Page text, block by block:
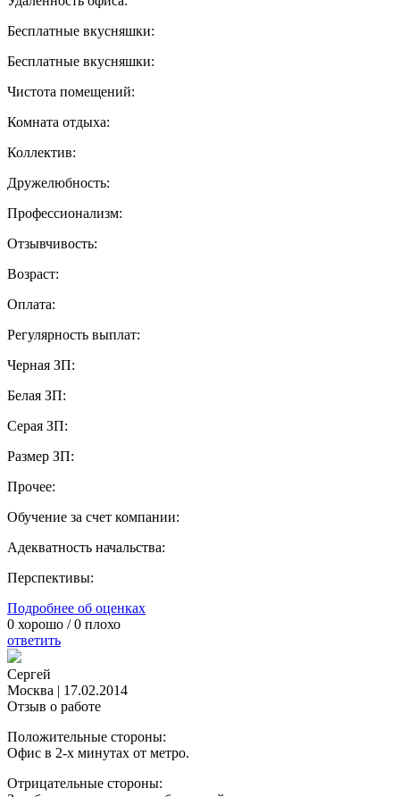
Бесплатные вкусняшки:
Бесплатные вкусняшки:
Чистота помещений:
Комната отдыха:
Коллектив:
Дружелюбность:
Профессионализм:
Отзывчивость:
Возраст:
Оплата:
Регулярность выплат:
Черная ЗП:
Белая ЗП:
Серая ЗП:
Размер ЗП:
Прочее:
Обучение за счет компании:
Адекватность начальства:
Перспективы:
Подробнее об оценках
0 хорошо /0 плохо
ответить
Сергей
Москва | 17.02.2014
Отзыв о работе
Положительные стороны:
Офис в 2-х минутах от метро.
Отрицательные стороны: